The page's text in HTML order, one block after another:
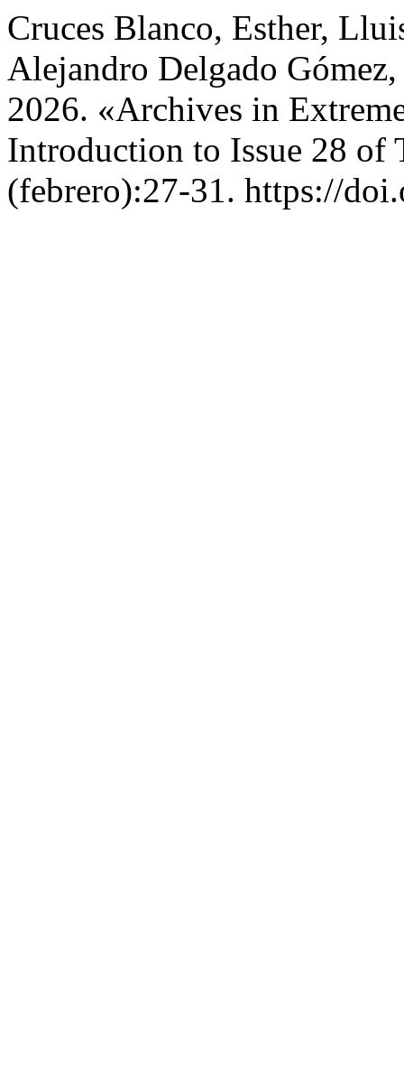
Cruces Blanco, Esther,
Alejandro Delgado
2026. «Archives in
Introduction to Issue 28 of
(febrero):27-31. https://